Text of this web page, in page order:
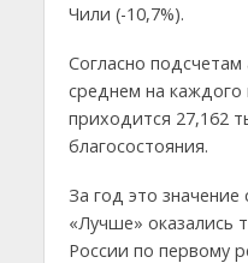
Чили (-10,7%).
Согласно подсчетам
среднем на каждого
приходится 27,162
благосостояния.
За год это значение
«Лучше» оказались
России по первому